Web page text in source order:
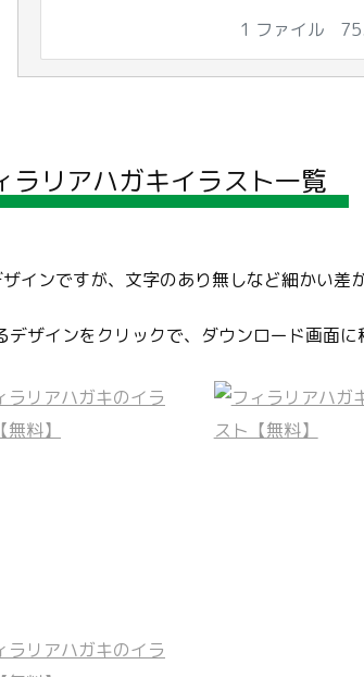
1 ファイル
ラリアハガキイラスト一覧
インですが、文字のあり無しなど細かい差
デザインをクリックで、ダウンロード画面に